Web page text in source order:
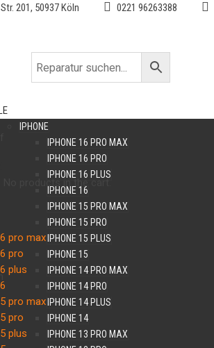
201, 50937 Köln 0221 96263388
IPHONE
IPHONE 16 PRO MAX
IPHONE 16 PRO
IPHONE 16 PLUS
IPHONE 16
IPHONE 15 PRO MAX
IPHONE 15 PRO
IPHONE 15 PLUS
IPHONE 15
IPHONE 14 PRO MAX
IPHONE 14 PRO
IPHONE 14 PLUS
IPHONE 14
IPHONE 13 PRO MAX
pro max
pro
plus
pro max
pro
plus